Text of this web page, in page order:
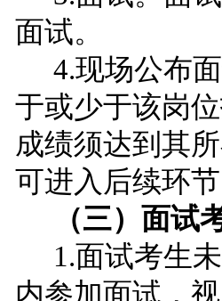
面试。
4.现场公布面
于或少于该岗
成绩须达到其
可进入后续环节
（三）面试
1.面试考生
内参加面试，